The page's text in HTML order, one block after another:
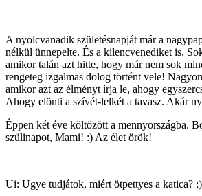
A nyolcvanadik születésnapját már a
nélkül ünnepelte. És a kilencvenediket is.
amikor talán azt hitte, hogy már nem sok
rengeteg izgalmas dolog történt vele!
amikor azt az élményt írja le, ahogy
Ahogy elönti a szívét-lelkét a tavasz. Akár
Éppen két éve költözött a mennyországba.
szülinapot, Mami! :) Az élet örök!
Ui: Ugye tudjátok, miért ötpettyes a katica? ;)